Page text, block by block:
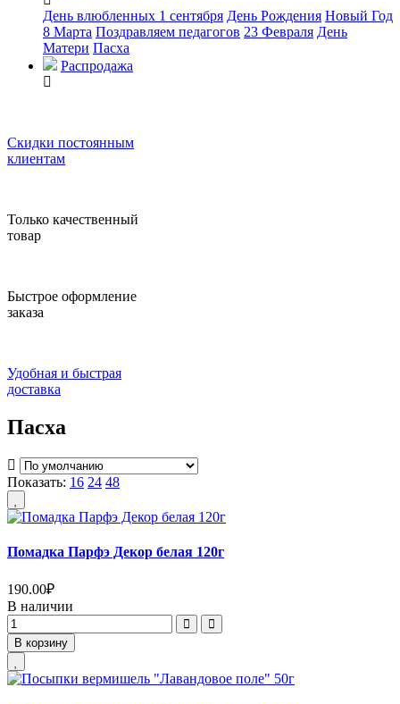
День влюбленных 1 сентября День Рождения Новый Год
8 Марта Поздравляем педагогов 23 Февраля День
Матери Пасха
Распродажа
Скидки постоянным
клиентам
Только качественный
товар
Быстрое оформление
заказа
Удобная и быстрая
доставка
Пасха
Показать: 16 24 48
Помадка Парфэ Декор белая 120г
190.00₽
В наличии
В корзину